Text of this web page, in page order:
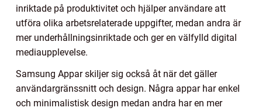
inriktade på produktivitet och hjälper användare att
utföra olika arbetsrelaterade uppgifter, medan andra är
mer underhållningsinriktade och ger en välfylld digital
mediaupplevelse.
Samsung Appar skiljer sig också åt när det gäller
användargränssnitt och design. Några appar har enkel
och minimalistisk design medan andra har en mer